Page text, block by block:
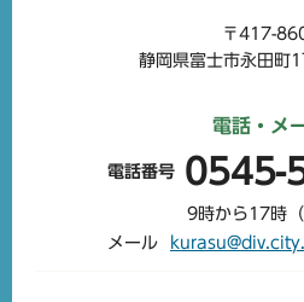
〒417-
静岡県富士市永田町
電話・メ
電話番号 0545-
9時から17時（
メール